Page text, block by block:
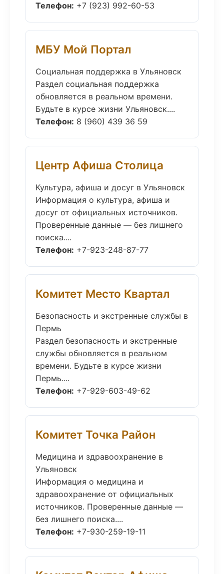
Телефон: +7 (923) 992-60-53
МБУ Мой Портал
Социальная поддержка в Ульяновск
Раздел социальная поддержка
обновляется в реальном времени.
Будьте в курсе жизни Ульяновск....
Телефон: 8 (960) 439 36 59
Центр Афиша Столица
Культура, афиша и досуг в Ульяновск
Информация о культура, афиша и
досуг от официальных источников.
Проверенные данные — без лишнего
поиска....
Телефон: +7-923-248-87-77
Комитет Место Квартал
Безопасность и экстренные службы в
Пермь
Раздел безопасность и экстренные
службы обновляется в реальном
времени. Будьте в курсе жизни
Пермь....
Телефон: +7-929-603-49-62
Комитет Точка Район
Медицина и здравоохранение в
Ульяновск
Информация о медицина и
здравоохранение от официальных
источников. Проверенные данные —
без лишнего поиска....
Телефон: +7-930-259-19-11